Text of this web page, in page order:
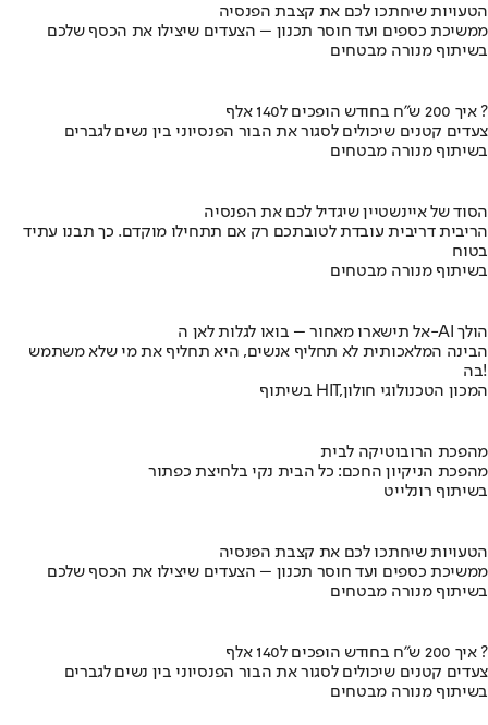
הטעויות שיחתכו לכם את קצבת הפנסיה
ממשיכת כספים ועד חוסר תכנון – הצעדים שיצילו את הכסף שלכם
בשיתוף מנורה מבטחים
איך 200 ש"ח בחודש הופכים ל140 אלף ?
צעדים קטנים שיכולים לסגור את הבור הפנסיוני בין נשים לגברים
בשיתוף מנורה מבטחים
הסוד של איינשטיין שיגדיל לכם את הפנסיה
הריבית דריבית עובדת לטובתכם רק אם תתחילו מוקדם. כך תבנו עתיד
בטוח
בשיתוף מנורה מבטחים
אל תישארו מאחור – בואו לגלות לאן ה-AI הולך
הבינה המלאכותית לא תחליף אנשים, היא תחליף את מי שלא משתמש
בה!
בשיתוף HIT,המכון הטכנולוגי חולון
מהפכת הרובוטיקה לבית
מהפכת הניקיון החכם: כל הבית נקי בלחיצת כפתור
בשיתוף רונלייט
הטעויות שיחתכו לכם את קצבת הפנסיה
ממשיכת כספים ועד חוסר תכנון – הצעדים שיצילו את הכסף שלכם
בשיתוף מנורה מבטחים
איך 200 ש"ח בחודש הופכים ל140 אלף ?
צעדים קטנים שיכולים לסגור את הבור הפנסיוני בין נשים לגברים
בשיתוף מנורה מבטחים